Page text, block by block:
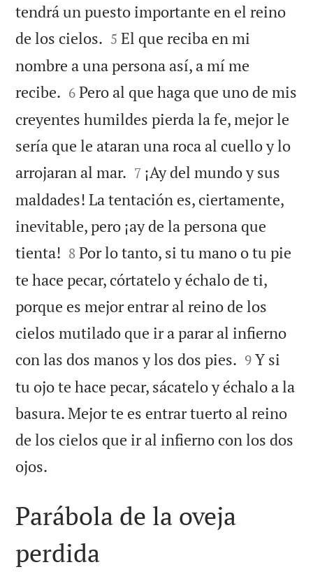
tendrá un puesto importante en el reino
de los cielos. 

5 El que reciba en mi
nombre a una persona así, a mí me
recibe. 

6 Pero al que haga que uno de mis
creyentes humildes pierda la fe, mejor le
sería que le ataran una roca al cuello y lo
arrojaran al mar. 

7 ¡Ay del mundo y sus
maldades! La tentación es, ciertamente,
inevitable, pero ¡ay de la persona que
tienta! 

8 Por lo tanto, si tu mano o tu pie
te hace pecar, córtatelo y échalo de ti,
porque es mejor entrar al reino de los
cielos mutilado que ir a parar al infierno
con las dos manos y los dos pies. 

9 Y si
tu ojo te hace pecar, sácatelo y échalo a la
basura. Mejor te es entrar tuerto al reino
de los cielos que ir al infierno con los dos
ojos.
Parábola de la oveja
perdida